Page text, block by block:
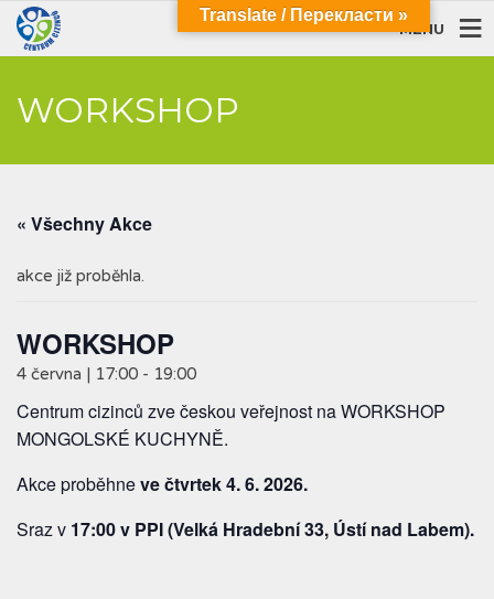
MENU
WORKSHOP
« Všechny Akce
akce již proběhla.
WORKSHOP
4 června | 17:00 - 19:00
Centrum cizinců zve českou veřejnost na WORKSHOP
MONGOLSKÉ KUCHYNĚ.
Akce proběhneve čtvrtek 4. 6. 2026.
Sraz v 17:00 v PPI (Velká Hradební 33, Ústí nad Labem).
Translate / Перекласти »